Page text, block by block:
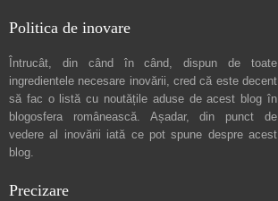
Politica de inovare
Întrucât, din când în când, dispun de toate
ingredientele necesare inovării, cred că este decent
să fac o listă cu noutățile aduse de acest blog în
blogosfera românească. Așadar, din punct de
vedere al inovării iată ce pot spune despre acest
blog.
Precizare